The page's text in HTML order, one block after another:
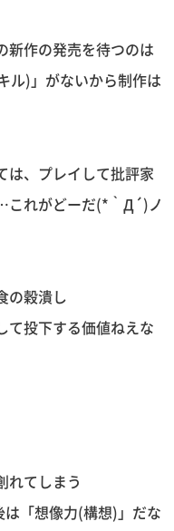
新作の発売を待つのは
ル)」がないから制作は
は、プレイして批評家
これがどーだ(*｀Д´)ノ
の穀潰し
て投下する価値ねえな
れてしまう
「想像力(構想)」だな